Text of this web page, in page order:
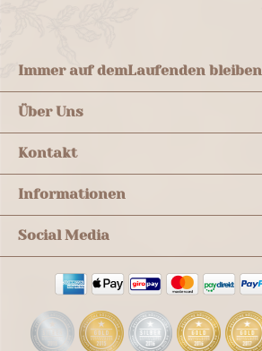
Immer auf demLaufenden bleiben
Über Uns
Kontakt
Informationen
Social Media